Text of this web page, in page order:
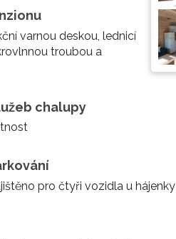
varnou deskou, lednicí
troubou a
chalupy
pro čtyři vozidla u hájenky